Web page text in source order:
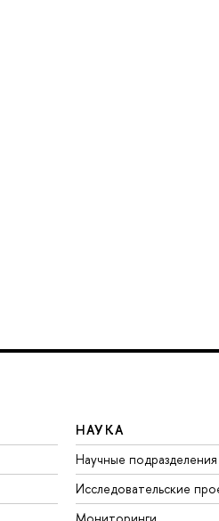
НАУКА
Научные подразделения
Исследовательские